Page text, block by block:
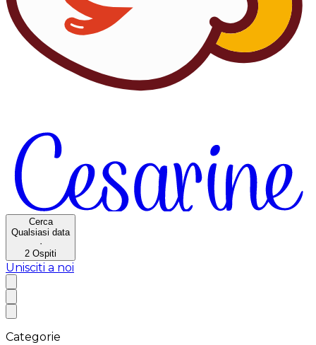
Cerca
Qualsiasi data
·
2 Ospiti
Unisciti a noi
Categorie